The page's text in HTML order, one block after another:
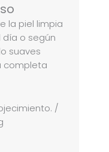
la piel limpia
día o según
suaves
completa
/